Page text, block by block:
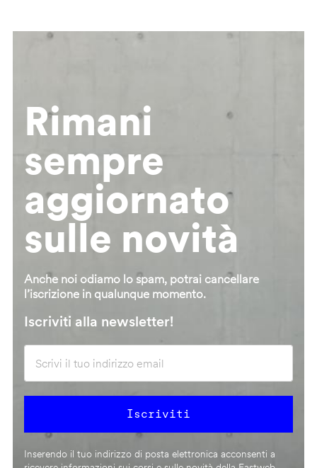
Rimani
sempre
aggiornato
sulle novità
Anche noi odiamo lo spam, potrai cancellare
l’iscrizione in qualunque momento.
Iscriviti alla newsletter!
Inserendo il tuo indirizzo di posta elettronica acconsenti a